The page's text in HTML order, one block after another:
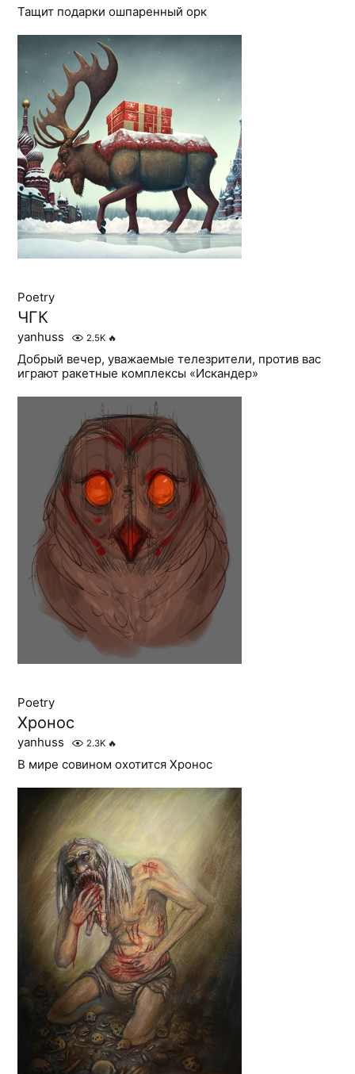
Тащит подарки ошпаренный орк
Poetry
ЧГК
yanhuss 2.5K 🔥
Добрый вечер, уважаемые телезрители, против вас
играют ракетные комплексы «Искандер»
Poetry
Хронос
yanhuss 2.3K 🔥
В мире совином охотится Хронос